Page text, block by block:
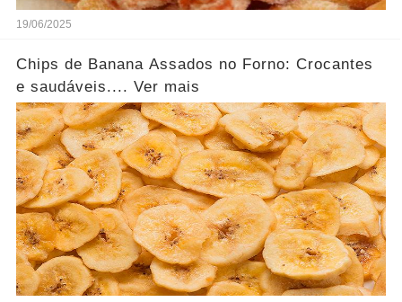
19/06/2025
Chips de Banana Assados no Forno: Crocantes
e saudáveis.... Ver mais